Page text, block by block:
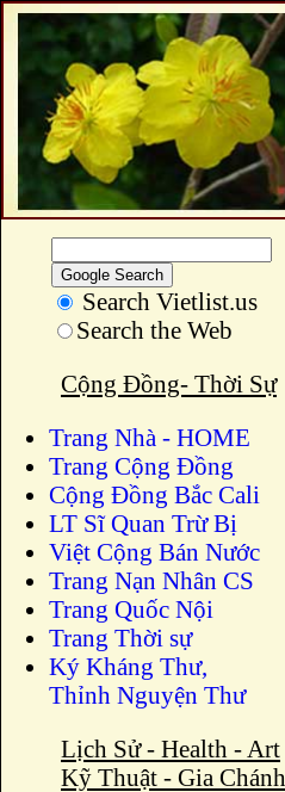
Search Vietlist.us
Search the Web
Cộng Đồng- Thời Sự
Trang Nhà - HOME
Trang Cộng Đồng
Cộng Đồng Bắc Cali
LT Sĩ Quan Trừ Bị
Việt Cộng Bán Nước
Trang Nạn Nhân CS
Trang Quốc Nội
Trang Thời sự
Ký Kháng Thư,
Thỉnh Nguyện Thư
Lịch Sử - Health - Art
Kỹ Thuật - Gia Chánh